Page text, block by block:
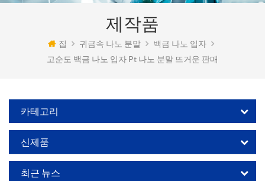
제작품
집 귀금속 나노 분말
백금 나노 입자
고순도 백금 나노 입자 Pt 나노 분말 뜨거운 판매
카테고리
신제품
최근 뉴스